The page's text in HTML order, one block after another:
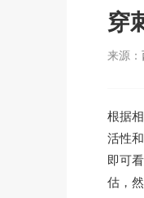
穿
来源：
根据
活性
即可
估，